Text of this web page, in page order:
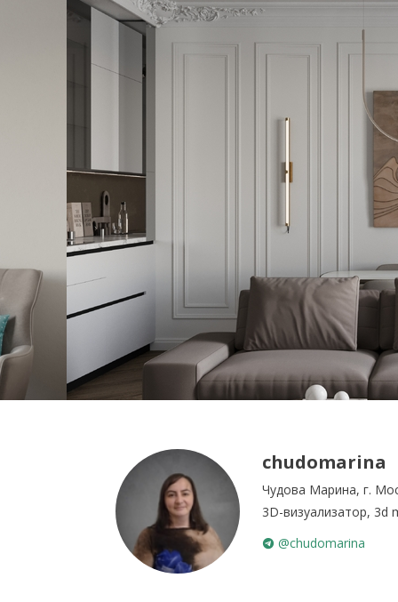
chudomarina
Чудова Марина, г.
3D-визуализатор, 3d
@chudomarina